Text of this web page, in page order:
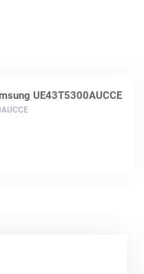
UE43T5300AUCCE